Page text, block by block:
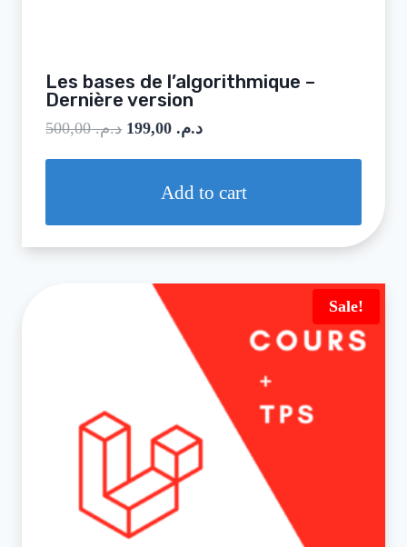
Les bases de l’algorithmique –
Dernière version
د.م.500,00 د.م.199,00
Add to cart
Sale!